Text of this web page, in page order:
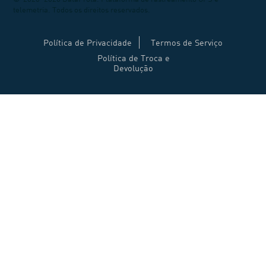
telemetria. Todos os direitos reservados.
Política de Privacidade
Termos de Serviço
Política de Troca e
Devolução